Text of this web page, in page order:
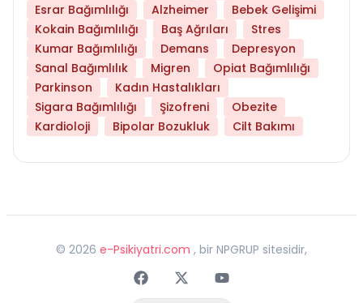
Esrar Bağımlılığı
Alzheimer
Bebek Gelişimi
Kokain Bağımlılığı
Baş Ağrıları
Stres
Kumar Bağımlılığı
Demans
Depresyon
Sanal Bağımlılık
Migren
Opiat Bağımlılığı
Parkinson
Kadın Hastalıkları
Sigara Bağımlılığı
Şizofreni
Obezite
Kardioloji
Bipolar Bozukluk Cilt Bakımı
© 2026 e-Psikiyatri.com , bir NPGRUP sitesidir,
FaceebokTwitterYoutube